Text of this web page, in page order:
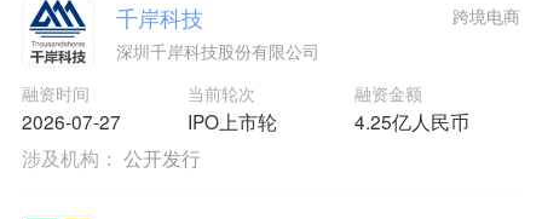
千岸科技
深圳千岸科技股份有限公司
融资时间
2026-07-27
当前轮次
IPO上市轮
融资金额
4.25亿人民币
跨境电商
涉及机构： 公开发行